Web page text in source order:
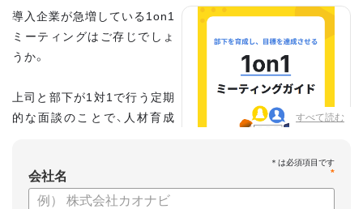
すべて読む
導入企業が急増している1on1
ミーティングはご存じでしょ
うか。
上司と部下が1対1で行う定期
的な面談のことで、人材育成
こちらの資料では、
*
会社名